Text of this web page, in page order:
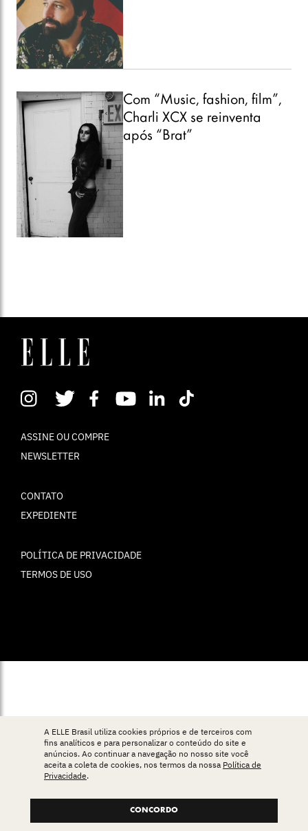
Com “Music, fashion, film”,
Charli XCX se reinventa
após “Brat”
ASSINE OU COMPRE
NEWSLETTER
CONTATO
EXPEDIENTE
POLÍTICA DE PRIVACIDADE
TERMOS DE USO
A ELLE Brasil utiliza cookies próprios e de terceiros com
fins analíticos e para personalizar o conteúdo do site e
anúncios. Ao continuar a navegação no nosso site você
aceita a coleta de cookies, nos termos da nossa Política de
Privacidade.
CONCORDO